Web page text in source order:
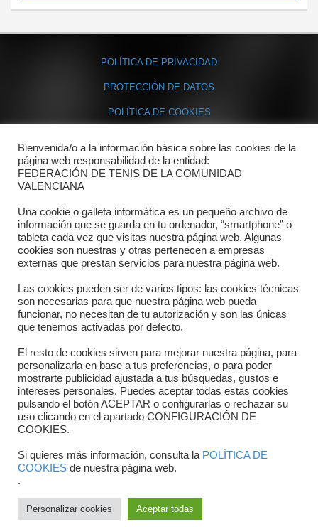
POLÍTICA DE PRIVACIDAD
PROTECCIÓN DE DATOS
POLÍTICA DE COOKIES
Contacto
Dónde estamos
Directorio departamentos
Horario
Formulario de contacto
Copyright © 2025 FTCV
Bienvenida/o a la información básica sobre las cookies de la
página web responsabilidad de la entidad:
FEDERACIÓN DE TENIS DE LA COMUNIDAD
VALENCIANA
Una cookie o galleta informática es un pequeño archivo de
información que se guarda en tu ordenador, “smartphone” o
tableta cada vez que visitas nuestra página web. Algunas
cookies son nuestras y otras pertenecen a empresas
externas que prestan servicios para nuestra página web.
Las cookies pueden ser de varios tipos: las cookies técnicas
son necesarias para que nuestra página web pueda
funcionar, no necesitan de tu autorización y son las únicas
que tenemos activadas por defecto.
El resto de cookies sirven para mejorar nuestra página, para
personalizarla en base a tus preferencias, o para poder
mostrarte publicidad ajustada a tus búsquedas, gustos e
intereses personales. Puedes aceptar todas estas cookies
pulsando el botón ACEPTAR o configurarlas o rechazar su
uso clicando en el apartado CONFIGURACIÓN DE
COOKIES.
Si quieres más información, consulta la POLÍTICA DE
COOKIES de nuestra página web.
.
Personalizar cookies Aceptar todas